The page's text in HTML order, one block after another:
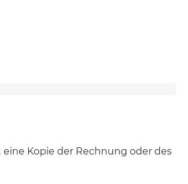
Kopie der Rechnung oder des